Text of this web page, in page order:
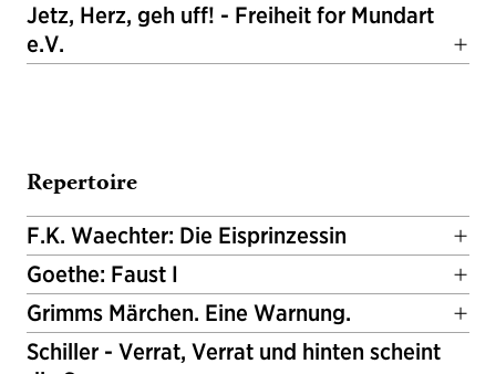
Jetz, Herz, geh uff! - Freiheit for Mundart
e.V.
Repertoire
F.K. Waechter: Die Eisprinzessin
Goethe: Faust I
Grimms Märchen. Eine Warnung.
Schiller - Verrat, Verrat und hinten scheint